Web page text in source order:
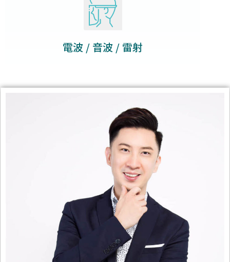
電波 / 音波 / 雷射